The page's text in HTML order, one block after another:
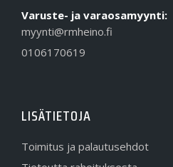
Varuste- ja varaosamyynti:
myynti@rmheino.fi
0106170619
LISÄTIETOJA
Toimitus ja palautusehdot